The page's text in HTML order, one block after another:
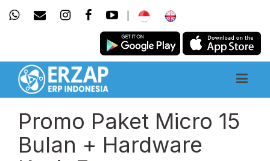
Promo Paket Micro 15
Bulan + Hardware